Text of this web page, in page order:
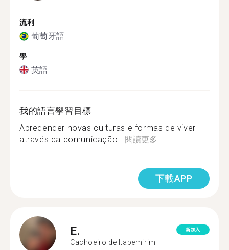
流利
葡萄牙語
學
英語
我的語言學習目標
Apredender novas culturas e formas de viver
através da comunicação... 閱讀更多
下載APP
E.
Cachoeiro de Itapemirim
新加入